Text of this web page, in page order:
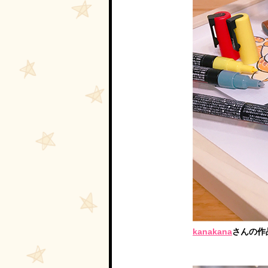
kanakanaさんの作